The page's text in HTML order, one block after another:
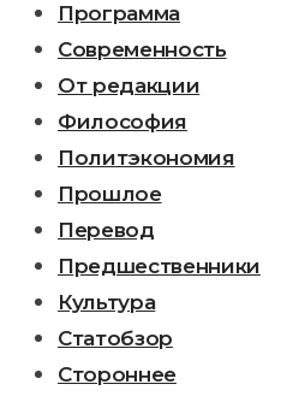
Программа
Современность
От редакции
Философия
Политэкономия
Прошлое
Перевод
Предшественники
Культура
Статобзор
Стороннее